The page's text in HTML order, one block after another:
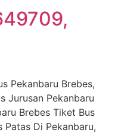
Pekanbaru Brebes,
Jurusan Pekanbaru
Brebes Tiket Bus
Patas Di Pekanbaru,